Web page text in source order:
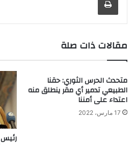
مقالات ذات صلة
متحدث الحرس الثوري: حقنا
الطبيعي تدمير أي مقر ينطلق منه
اعتداء على أمننا
17 مارس، 2022
رئيس